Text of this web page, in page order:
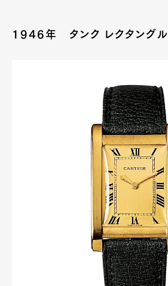
Pen Meet
Pen international
1946年 タンク レクタングル